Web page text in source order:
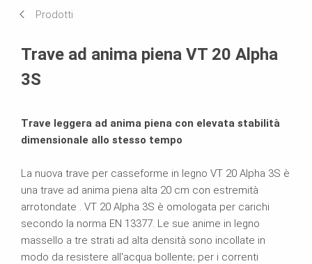
Prodotti
Trave ad anima piena VT 20 Alpha
3S
Trave leggera ad anima piena con elevata stabilità
dimensionale allo stesso tempo
La nuova trave per casseforme in legno VT 20 Alpha 3S è
una trave ad anima piena alta 20 cm con estremità
arrotondate . VT 20 Alpha 3S è omologata per carichi
secondo la norma EN 13377. Le sue anime in legno
massello a tre strati ad alta densità sono incollate in
modo da resistere all'acqua bollente; per i correnti